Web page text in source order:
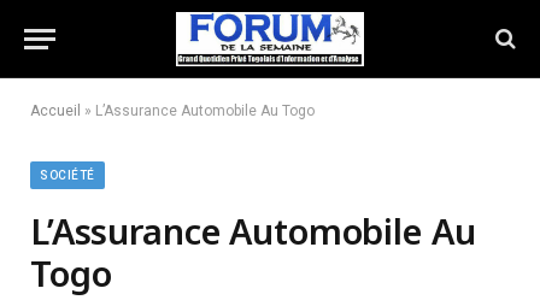
Accueil » L’Assurance Automobile Au Togo
SOCIÉTÉ
L’Assurance Automobile Au
Togo